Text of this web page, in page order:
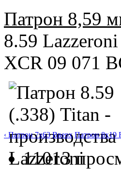
Патрон 8,59
8.59
XCR 09 071
‹ Патрон 7x63 Вверх Патрон 8x19
11013